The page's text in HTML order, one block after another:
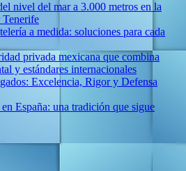
nivel del mar a 3.000 metros en la
Tenerife
a medida: soluciones para cada
privada mexicana que combina
y estándares internacionales
Excelencia, Rigor y Defensa
España: una tradición que sigue